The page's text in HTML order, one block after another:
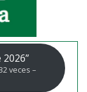
veces –